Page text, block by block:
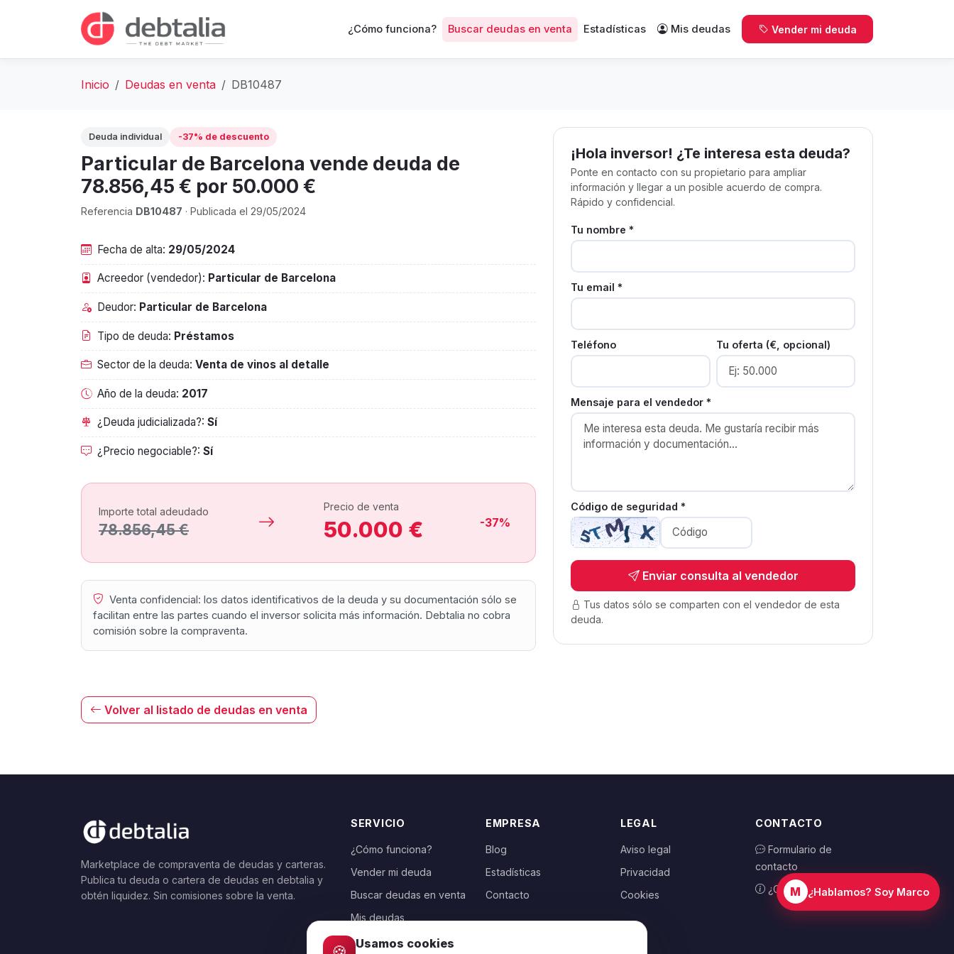
¿Cómo funciona? Buscar deudas en venta Estadísticas Mis deudas Vender mi deuda
Inicio Deudas en venta DB10487
Deuda individual -37% de descuento
Particular de Barcelona vende deuda de
78.856,45 € por 50.000 €
Referencia DB10487 · Publicada el 29/05/2024
Fecha de alta: 29/05/2024
Acreedor (vendedor): Particular de Barcelona
Deudor: Particular de Barcelona
Tipo de deuda: Préstamos
Sector de la deuda: Venta de vinos al detalle
Año de la deuda: 2017
¿Deuda judicializada?:Sí
¿Precio negociable?: Sí
Importe total adeudado
78.856,45 €
Precio de venta
50.000 € -37%
Venta confidencial: los datos identificativos de la deuda y su documentación sólo se
facilitan entre las partes cuando el inversor solicita más información. Debtalia no cobra
comisión sobre la compraventa.
¡Hola inversor! ¿Te interesa esta deuda?
Ponte en contacto con su propietario para ampliar
información y llegar a un posible acuerdo de compra.
Rápido y confidencial.
Tu nombre *
Tu email *
Teléfono Tu oferta (€, opcional)
Mensaje para el vendedor *
Código de seguridad *
Enviar consulta al vendedor
Tus datos sólo se comparten con el vendedor de esta
deuda.
Volver al listado de deudas en venta
Marketplace de compraventa de deudas y carteras.
Publica tu deuda o cartera de deudas en debtalia y
obtén liquidez. Sin comisiones sobre la venta.
SERVICIO
¿Cómo funciona?
Vender mi deuda
Buscar deudas en venta
Mis deudas
EMPRESA
Blog
Estadísticas
Contacto
LEGAL
Aviso legal
Privacidad
Cookies
CONTACTO
Formulario de
contacto
¿Cómo funciona?
M ¿Hablamos? Soy Marco
Usamos cookies